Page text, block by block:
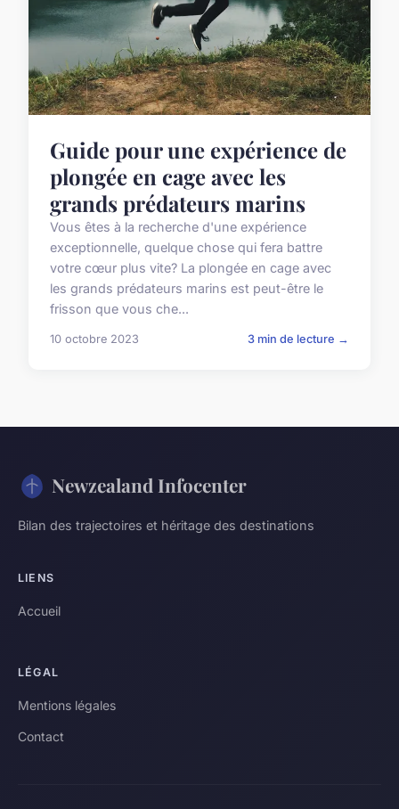
Guide pour une expérience de
plongée en cage avec les
grands prédateurs marins
Vous êtes à la recherche d'une expérience
exceptionnelle, quelque chose qui fera battre
votre cœur plus vite? La plongée en cage avec
les grands prédateurs marins est peut-être le
frisson que vous che...
10 octobre 2023 3 min de lecture →
Newzealand Infocenter
Bilan des trajectoires et héritage des destinations
LIENS
Accueil
LÉGAL
Mentions légales
Contact